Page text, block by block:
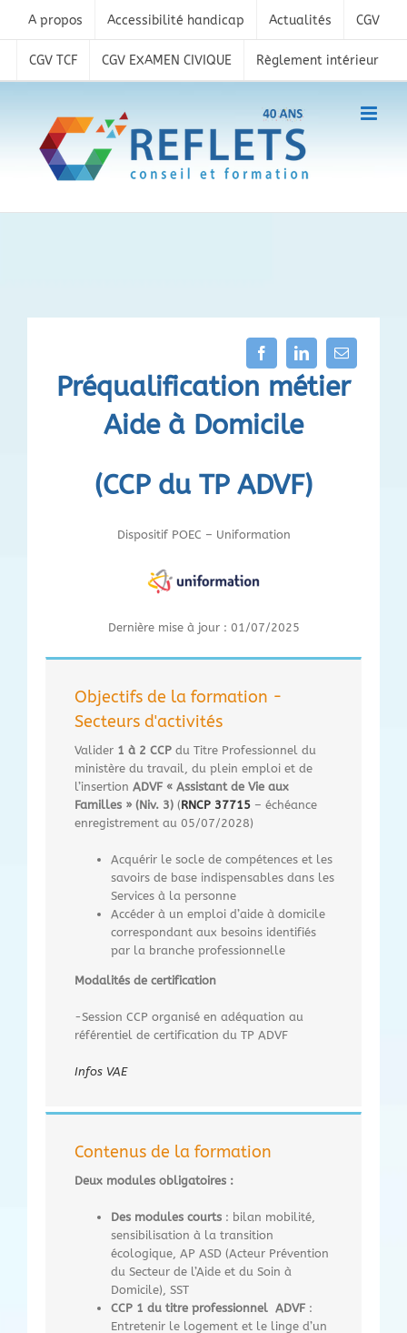
content
A propos Accessibilité handicap Actualités CGV
CGV TCF CGV EXAMEN CIVIQUE Règlement intérieur
Préqualification métier
Aide à Domicile
(CCP du TP ADVF)
Dispositif POEC – Uniformation
Dernière mise à jour : 01/07/2025
Objectifs de la formation -
Secteurs d'activités
Valider 1 à 2 CCP du Titre Professionnel du
ministère du travail, du plein emploi et de
l’insertion ADVF « Assistant de Vie aux
Familles » (Niv. 3) (RNCP 37715 – échéance
enregistrement au 05/07/2028)
Acquérir le socle de compétences et les
savoirs de base indispensables dans les
Services à la personne
Accéder à un emploi d’aide à domicile
correspondant aux besoins identifiés
par la branche professionnelle
Modalités de certification
-Session CCP organisé en adéquation au
référentiel de certification du TP ADVF
Infos VAE
Contenus de la formation
Deux modules obligatoires :
Des modules courts : bilan mobilité,
sensibilisation à la transition
écologique, AP ASD (Acteur Prévention
du Secteur de l’Aide et du Soin à
Domicile), SST
CCP 1 du titre professionnel ADVF :
Entretenir le logement et le linge d’un